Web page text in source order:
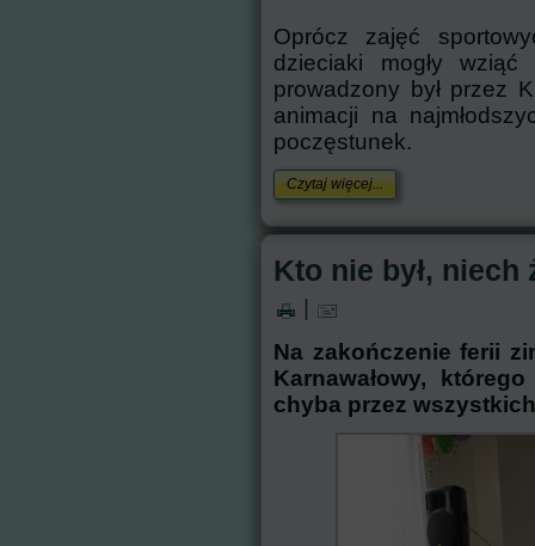
Oprócz zajęć
dzieciaki mogły
prowadzony był przez
animacji na
poczęstunek.
Czytaj więcej...
Kto nie był, niech
Na zakończenie ferii
Karnawałowy,
chyba przez